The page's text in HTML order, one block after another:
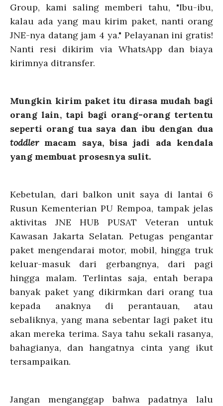
Group, kami saling memberi tahu, "Ibu-ibu,
kalau ada yang mau kirim paket, nanti orang
JNE-nya datang jam 4 ya." Pelayanan ini gratis!
Nanti resi dikirim via WhatsApp dan biaya
kirimnya ditransfer.
Mungkin kirim paket itu dirasa mudah bagi
orang lain, tapi bagi orang-orang tertentu
seperti orang tua saya dan ibu dengan dua
toddler macam saya, bisa jadi ada kendala
yang membuat prosesnya sulit.
Kebetulan, dari balkon unit saya di lantai 6
Rusun Kementerian PU Rempoa, tampak jelas
aktivitas JNE HUB PUSAT Veteran untuk
Kawasan Jakarta Selatan. Petugas pengantar
paket mengendarai motor, mobil, hingga truk
keluar-masuk dari gerbangnya, dari pagi
hingga malam. Terlintas saja, entah berapa
banyak paket yang dikirmkan dari orang tua
kepada anaknya di perantauan, atau
sebaliknya, yang mana sebentar lagi paket itu
akan mereka terima. Saya tahu sekali rasanya,
bahagianya, dan hangatnya cinta yang ikut
tersampaikan.
Jangan menganggap bahwa padatnya lalu